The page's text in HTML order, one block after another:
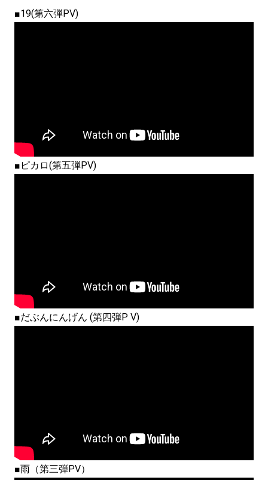
■19(第六弾PV)
■ピカロ(第五弾PV)
■だぶんにんげん (第四弾P V)
■雨（第三弾PV）